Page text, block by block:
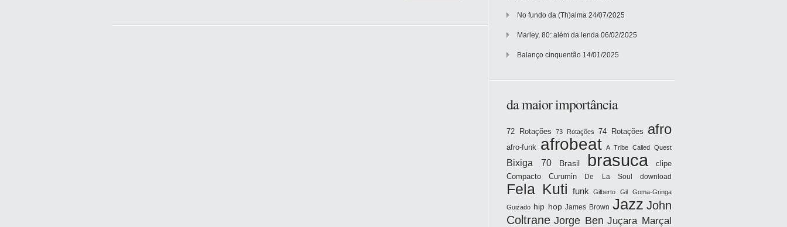
No fundo da (Th)alma 24/07/2025
Marley, 80: além da lenda 06/02/2025
Balanço cinquentão 14/01/2025
da maior importância
72 Rotações 73 Rotações 74 Rotações afro
afro-funk afrobeat A Tribe Called Quest
Bixiga 70 Brasil brasuca
clipe
Compacto
Curumin De La Soul download
Fela Kuti funk Gilberto Gil Goma-Gringa
Guizado hip hop James Brown Jazz John
Coltrane Jorge Ben Juçara Marçal